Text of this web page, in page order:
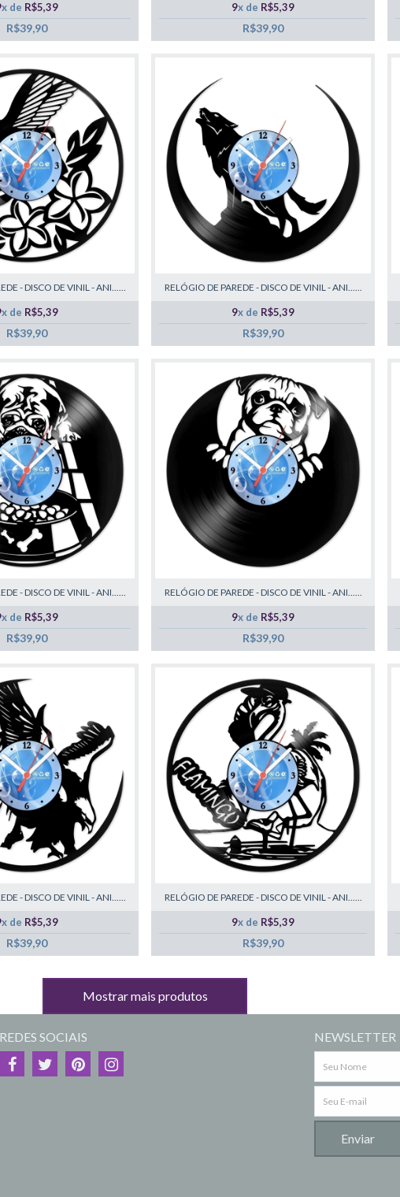
x de R$5,39
R$39,90
9x de R$5,39
R$39,90
- DISCO DE VINIL - ANI......
x de R$5,39
R$39,90
RELÓGIO DE PAREDE - DISCO DE VINIL - ANI......
9x de R$5,39
R$39,90
- DISCO DE VINIL - ANI......
x de R$5,39
R$39,90
RELÓGIO DE PAREDE - DISCO DE VINIL - ANI......
9x de R$5,39
R$39,90
- DISCO DE VINIL - ANI......
x de R$5,39
R$39,90
RELÓGIO DE PAREDE - DISCO DE VINIL - ANI......
9x de R$5,39
R$39,90
Mostrar mais produtos
REDES SOCIAIS NEWSLETTER